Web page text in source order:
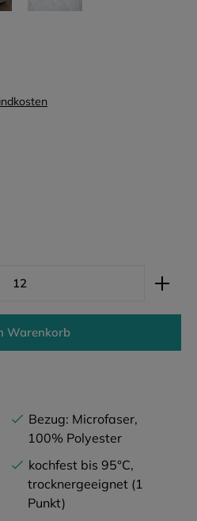
gewünschten Wert ein
Warenkorb
Bezug: Microfaser,
100% Polyester
kochfest bis 95°C,
trocknergeeignet (1
Punkt)